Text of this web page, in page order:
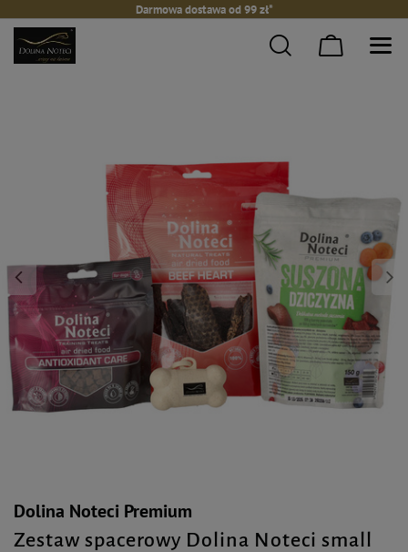
Darmowa dostawa od 99 zł*
Dolina Noteci Premium
Zestaw spacerowy Dolina Noteci small